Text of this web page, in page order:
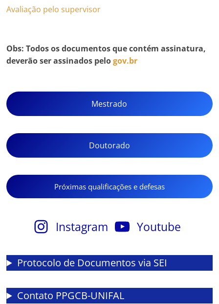
Avaliação pelo supervisor
Obs: Todos os documentos que contém assinatura,
deverão ser assinados pelogov.br
Mestrado
Doutorado
Próximas qualificações e defesas
Instagram Youtube
Protocolo de Documentos via SEI
Contato PPGCB-UNIFAL